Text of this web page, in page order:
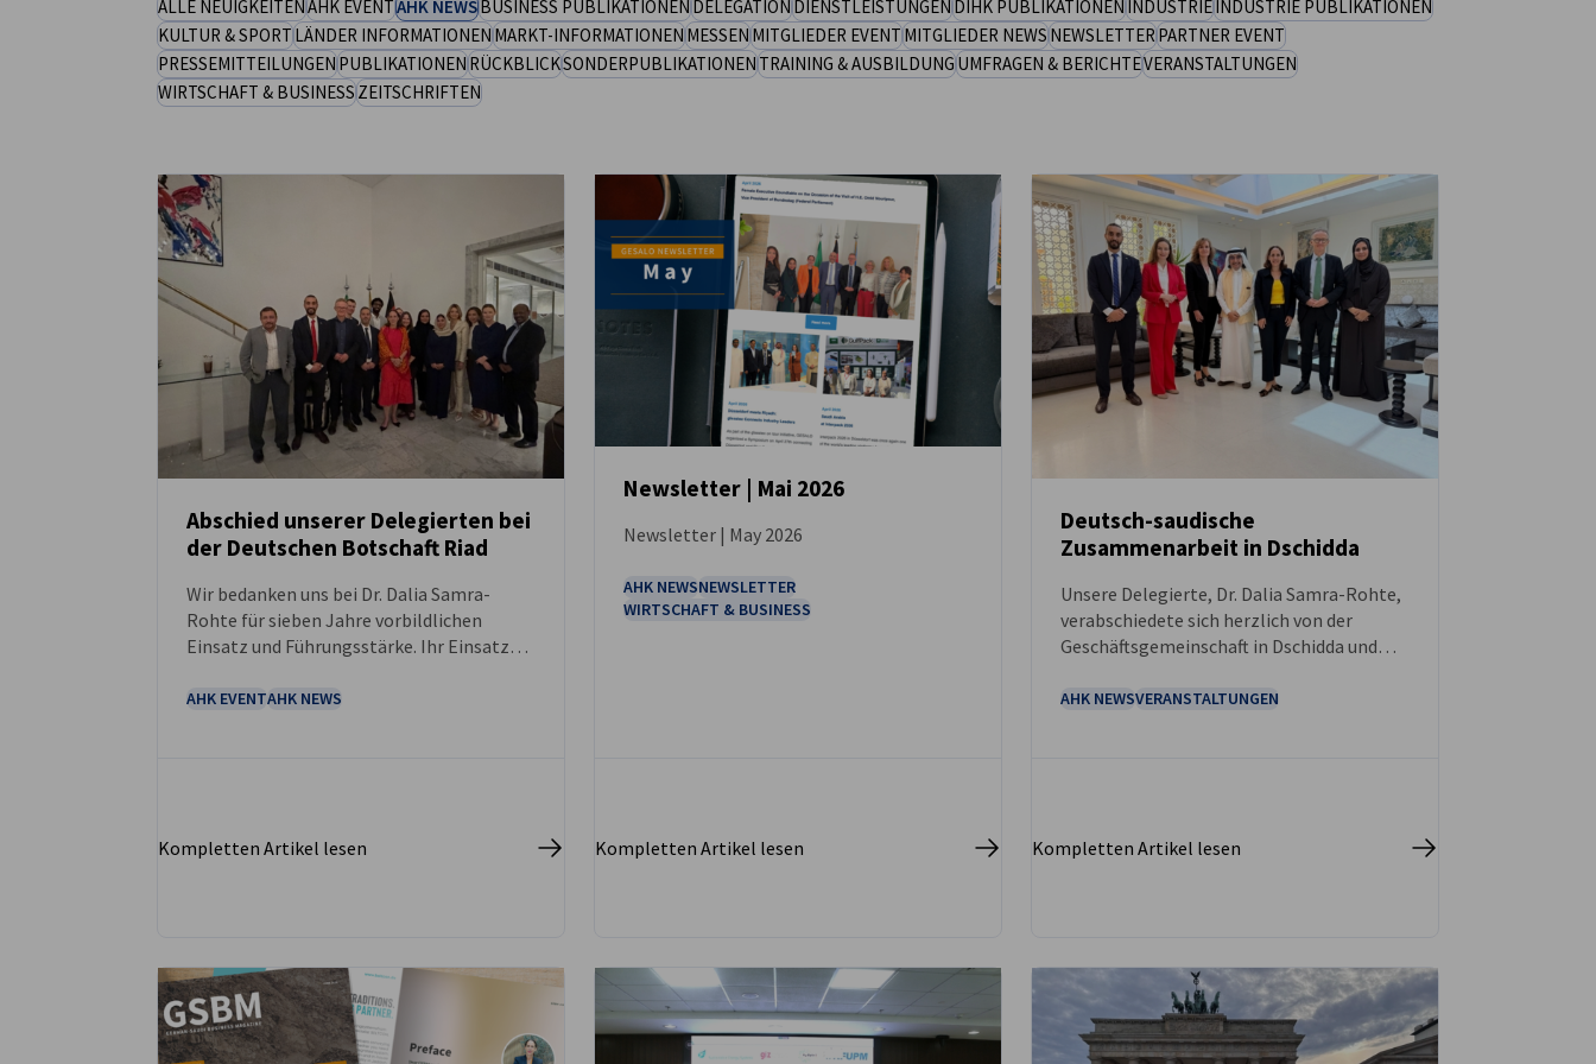
Saudi Arabia
ALLE NEUIGKEITENAHK EVENTAHK NEWSBUSINESS PUBLIKATIONENDELEGATIONDIENSTLEISTUNGENDIHK PUBLIKATIONENINDUSTRIEINDUSTRIE PUBLIKATIONEN
KULTUR & SPORTLÄNDER INFORMATIONENMARKT-INFORMATIONENMESSENMITGLIEDER EVENTMITGLIEDER NEWSNEWSLETTERPARTNER EVENT
PRESSEMITTEILUNGENPUBLIKATIONENRÜCKBLICKSONDERPUBLIKATIONENTRAINING & AUSBILDUNGUMFRAGEN & BERICHTEVERANSTALTUNGEN
WIRTSCHAFT & BUSINESSZEITSCHRIFTEN
Abschied unserer Delegierten bei
der Deutschen Botschaft Riad
Wir bedanken uns bei Dr. Dalia Samra-
Rohte für sieben Jahre vorbildlichen
Einsatz und Führungsstärke. Ihr Einsatz
Zusammenarbeit gefördert und einen
AHK EVENTAHK NEWS
Kompletten Artikel lesen
NEUIGKEITEN
Newsletter | Mai 2026
Newsletter | May 2026
AHK NEWSNEWSLETTER
WIRTSCHAFT & BUSINESS
Kompletten Artikel lesen
Deutsch-saudische
Zusammenarbeit in Dschidda
Unsere Delegierte, Dr. Dalia Samra-Rohte,
verabschiedete sich herzlich von der
Geschäftsgemeinschaft in Dschidda und
wirkungsvollen Kapitels der
AHK NEWSVERANSTALTUNGEN
Kompletten Artikel lesen